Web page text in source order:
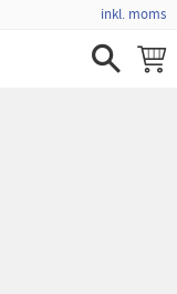
inkl. moms